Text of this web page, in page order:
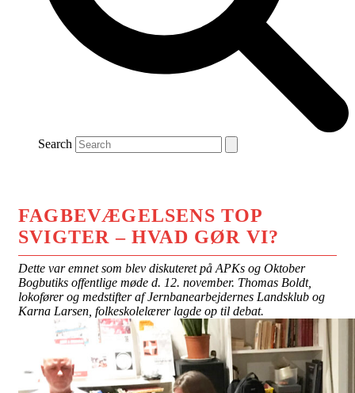
Search
FAGBEVÆGELSENS TOP
SVIGTER – HVAD GØR VI?
Dette var emnet som blev diskuteret på APKs og Oktober
Bogbutiks offentlige møde d. 12. november. Thomas Boldt,
lokofører og medstifter af Jernbanearbejdernes Landsklub og
Karna Larsen, folkeskolelærer lagde op til debat.